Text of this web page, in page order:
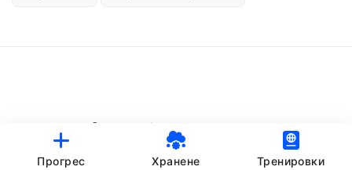
© StankovFit Progress App | 2025
Crafted with love by
Прогрес Хранене Тренировки